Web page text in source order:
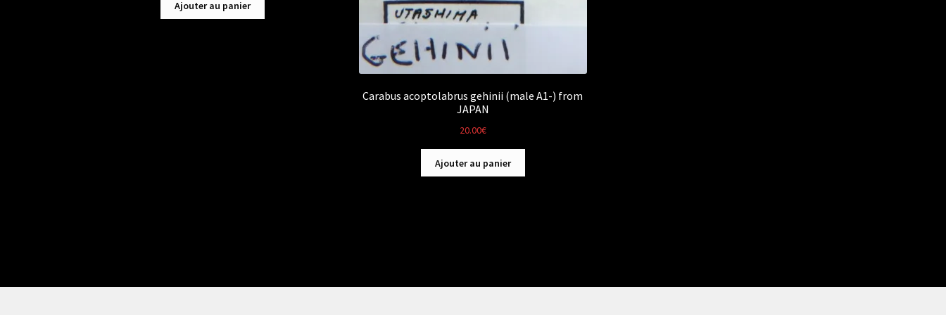
Ajouter au panier
Carabus acoptolabrus gehinii (male A1-) from
JAPAN
20.00€
Ajouter au panier